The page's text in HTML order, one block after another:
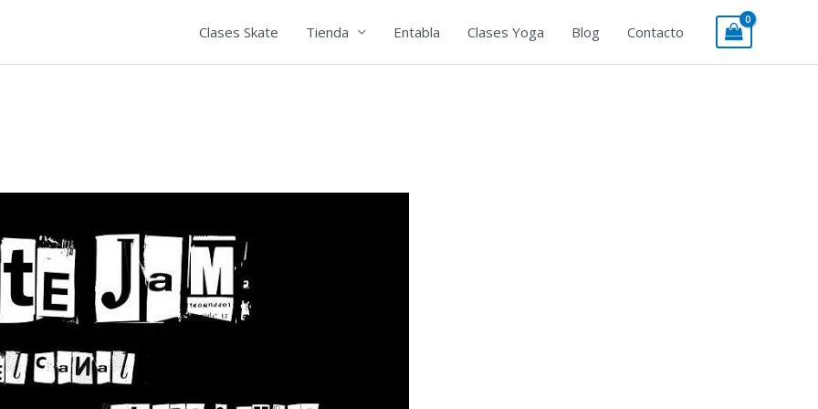
Clases Skate Tienda Entabla Clases Yoga Blog Contacto